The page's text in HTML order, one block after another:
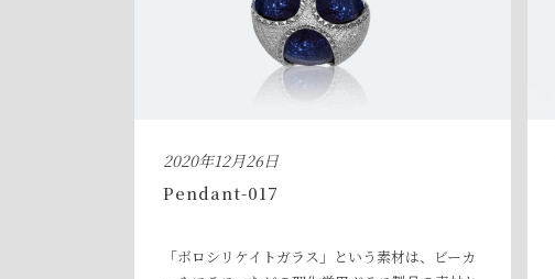
2020年12月26日
Pendant-017
「ボロシリケイトガラス」という素材は、ビーカ